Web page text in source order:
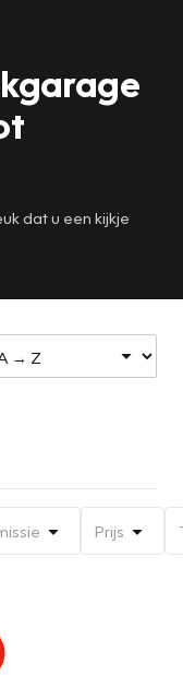
dat u een kijkje
Prijs